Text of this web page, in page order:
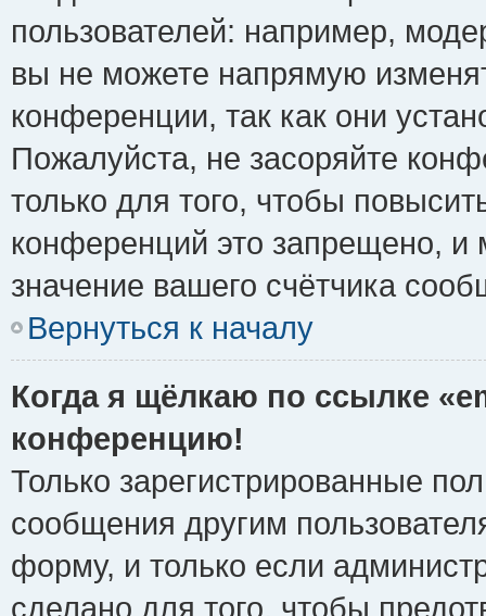
пользователей: например,
вы не можете напрямую
конференции, так как они
Пожалуйста, не засоряйте
только для того, чтобы
конференций это запрещено, и
значение вашего счётчика
Вернуться к началу
Когда я щёлкаю по ссылке
конференцию!
Только зарегистрированные
сообщения другим
форму, и только если
сделано для того, чтобы